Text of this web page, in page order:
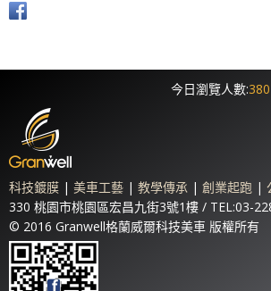
今日瀏覽人數:
科技鍍膜 | 美車工藝 | 教學傳承 | 創業起跑 |
330 桃園市桃園區宏昌九街3號1樓 / TEL:03-
© 2016 Granwell格蘭威爾科技美車 版權所有